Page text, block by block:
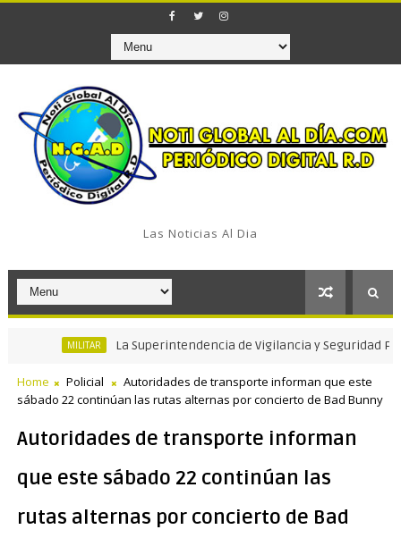
Las Noticias Al Dia
La Superintendencia de Vigilancia y Seguridad Privada
Home Policial
Autoridades de transporte informan que este
sábado 22 continúan las rutas alternas por concierto de Bad Bunny
Autoridades de transporte informan
que este sábado 22 continúan las
rutas alternas por concierto de Bad